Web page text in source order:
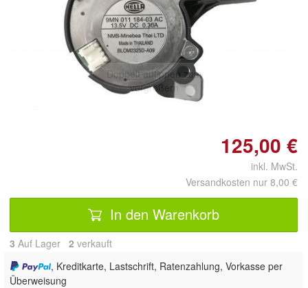
Doppelt antippen zum
vergrößern
125,00 €
inkl. MwSt.
Versandkosten nur 8,00 €
In den Warenkorb
3 Auf Lager 2 verkauft
, Kreditkarte, Lastschrift, Ratenzahlung, Vorkasse per
Überweisung